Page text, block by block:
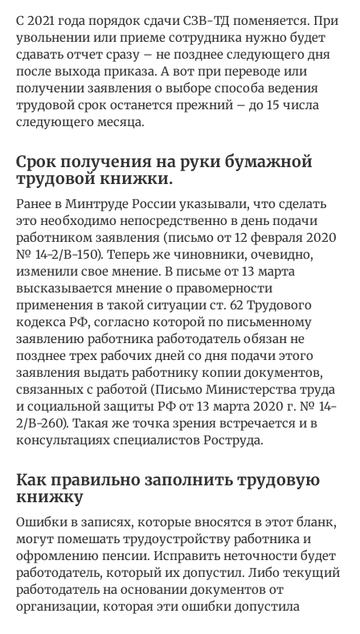
С 2021 года порядок сдачи СЗВ-ТД поменяется. При
увольнении или приеме сотрудника нужно будет
сдавать отчет сразу – не позднее следующего дня
после выхода приказа. А вот при переводе или
получении заявления о выборе способа ведения
трудовой срок останется прежний – до 15 числа
следующего месяца.
Срок получения на руки бумажной
трудовой книжки.
Ранее в Минтруде России указывали, что сделать
это необходимо непосредственно в день подачи
работником заявления (письмо от 12 февраля 2020
№ 14-2/В-150). Теперь же чиновники, очевидно,
изменили свое мнение. В письме от 13 марта
высказывается мнение о правомерности
применения в такой ситуации ст. 62 Трудового
кодекса РФ, согласно которой по письменному
заявлению работника работодатель обязан не
позднее трех рабочих дней со дня подачи этого
заявления выдать работнику копии документов,
связанных с работой (Письмо Министерства труда
и социальной защиты РФ от 13 марта 2020 г. № 14-
2/В-260). Такая же точка зрения встречается и в
консультациях специалистов Роструда.
Как правильно заполнить трудовую
книжку
Ошибки в записях, которые вносятся в этот бланк,
могут помешать трудоустройству работника и
офромлению пенсии. Исправить неточности будет
работодатель, который их допустил. Либо текущий
работодатель на основании документов от
организации, которая эти ошибки допустила